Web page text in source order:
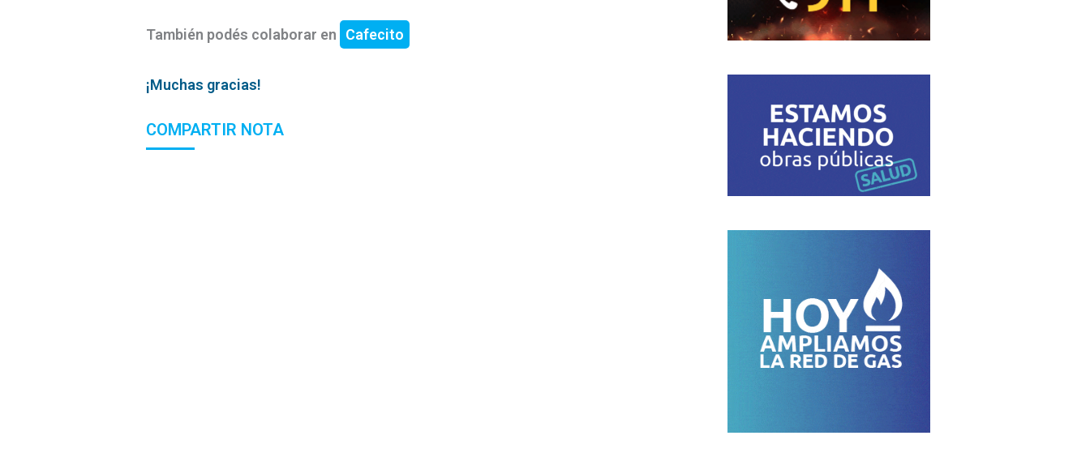
También podés colaborar en Cafecito
¡Muchas gracias!
COMPARTIR NOTA